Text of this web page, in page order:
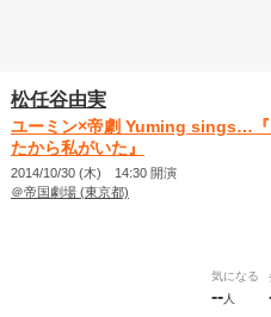
松任谷由実
ユーミン×帝劇 Yuming sings…『
たから私がいた』
2014/10/30 (木) 14:30 開演
＠帝国劇場 (東京都)
気になる
--人